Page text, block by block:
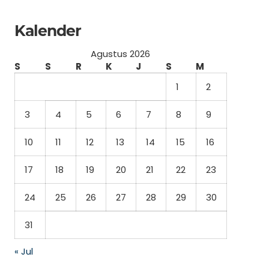
Kalender
Agustus 2026
S
S R K J S
M
1
2
3 4 5 6 7 8 9
10 11 12 13 14 15 16
17 18 19 20 21 22 23
24 25 26 27 28 29 30
31
« Jul